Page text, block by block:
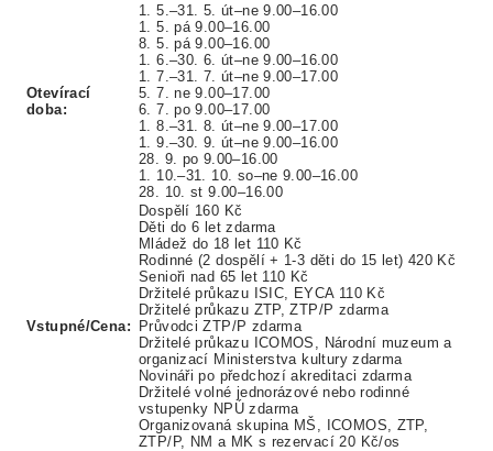
Otevírací
doba:
1. 5.–31. 5. út–ne 9.00–16.00
1. 5. pá 9.00–16.00
8. 5. pá 9.00–16.00
1. 6.–30. 6. út–ne 9.00–16.00
1. 7.–31. 7. út–ne 9.00–17.00
5. 7. ne 9.00–17.00
6. 7. po 9.00–17.00
1. 8.–31. 8. út–ne 9.00–17.00
1. 9.–30. 9. út–ne 9.00–16.00
28. 9. po 9.00–16.00
1. 10.–31. 10. so–ne 9.00–16.00
28. 10. st 9.00–16.00
Vstupné/Cena:
Dospělí 160 Kč
Děti do 6 let zdarma
Mládež do 18 let 110 Kč
Rodinné (2 dospělí + 1-3 děti do 15 let) 420 Kč
Senioři nad 65 let 110 Kč
Držitelé průkazu ISIC, EYCA 110 Kč
Držitelé průkazu ZTP, ZTP/P zdarma
Průvodci ZTP/P zdarma
Držitelé průkazu ICOMOS, Národní muzeum a
organizací Ministerstva kultury zdarma
Novináři po předchozí akreditaci zdarma
Držitelé volné jednorázové nebo rodinné
vstupenky NPÚ zdarma
Organizovaná skupina MŠ, ICOMOS, ZTP,
ZTP/P, NM a MK s rezervací 20 Kč/os